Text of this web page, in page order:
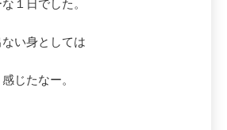
１日でした。
い身としては
じたなー。